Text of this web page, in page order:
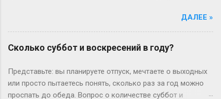
без занудства, по-человечески. Когда всё идёт «по плану»
(или нет) В идеальном мире: закончил школу в 17, поступил
— и вот тебе 19, второй курс. Но реальность часто
напоминает автобус, который то опаздывает, то едет не
армию, вернулся — и теперь он первокурсник в 19, а
одноклассники уже на третьем. Или Мария из Испании:
ДАЛЕЕ »
Сколько суббот и воскресений в году?
Представьте: вы планируете отпуск, мечтаете о выходных
или просто пытаетесь понять, сколько раз за год можно
проспать до обеда. Вопрос о количестве суббот и